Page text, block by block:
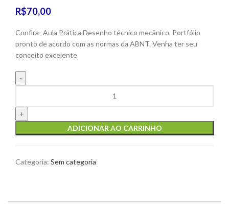
R$70,00
Confira- Aula Prática Desenho técnico mecânico. Portfólio
pronto de acordo com as normas da ABNT. Venha ter seu
conceito excelente
ADICIONAR AO CARRINHO
Categoria: Sem categoria